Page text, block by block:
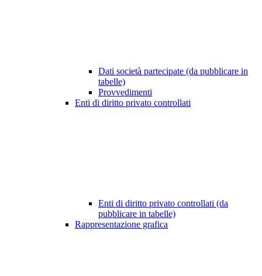
Dati società partecipate (da pubblicare in
tabelle)
Provvedimenti
Enti di diritto privato controllati
Enti di diritto privato controllati (da
pubblicare in tabelle)
Rappresentazione grafica